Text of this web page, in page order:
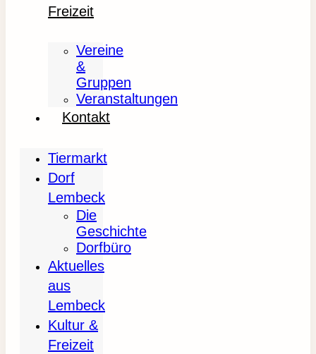
Freizeit
Vereine
&
Gruppen
Veranstaltungen
Kontakt
Tiermarkt
Dorf
Lembeck
Die
Geschichte
Dorfbüro
Aktuelles
aus
Lembeck
Kultur &
Freizeit